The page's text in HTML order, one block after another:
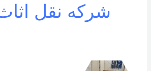
شركه نقل
شركة